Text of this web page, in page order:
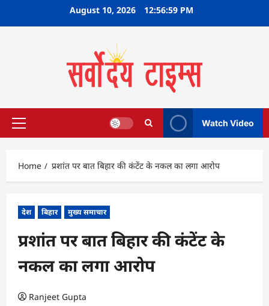
August 10, 2026 12:57:00 PM
Primary
Watch Video
Home प्रशांत पर बात बिहार की कंटेंट के नकल का लगा आरोप
देश बिहार मुख्य समाचार
प्रशांत पर बात बिहार की कंटेंट के
नकल का लगा आरोप
Ranjeet Gupta